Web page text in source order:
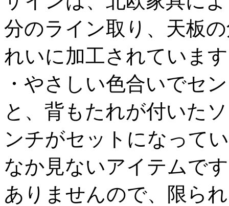
分のライン取り、天板
れいに加工されていま
・やさしい色合いでセ
と、背もたれが付いた
ンチがセットになって
なか見ないアイテムで
ありませんので、限ら